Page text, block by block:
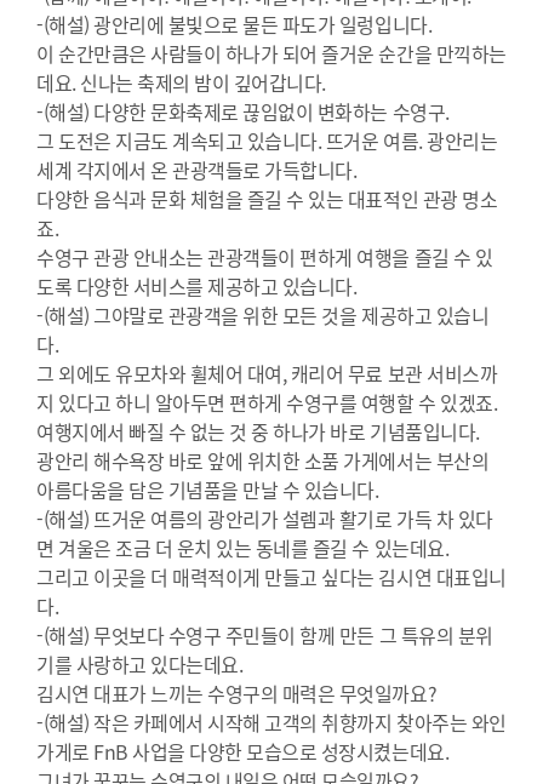
-(해설) 광안리에 불빛으로 물든 파도가 일렁입니다.
이 순간만큼은 사람들이 하나가 되어 즐거운 순간을 만끽하는
데요. 신나는 축제의 밤이 깊어갑니다.
-(해설) 다양한 문화축제로 끊임없이 변화하는 수영구.
그 도전은 지금도 계속되고 있습니다. 뜨거운 여름. 광안리는
세계 각지에서 온 관광객들로 가득합니다.
다양한 음식과 문화 체험을 즐길 수 있는 대표적인 관광 명소
죠.
수영구 관광 안내소는 관광객들이 편하게 여행을 즐길 수 있
도록 다양한 서비스를 제공하고 있습니다.
-(해설) 그야말로 관광객을 위한 모든 것을 제공하고 있습니
다.
그 외에도 유모차와 휠체어 대여, 캐리어 무료 보관 서비스까
지 있다고 하니 알아두면 편하게 수영구를 여행할 수 있겠죠.
여행지에서 빠질 수 없는 것 중 하나가 바로 기념품입니다.
광안리 해수욕장 바로 앞에 위치한 소품 가게에서는 부산의
아름다움을 담은 기념품을 만날 수 있습니다.
-(해설) 뜨거운 여름의 광안리가 설렘과 활기로 가득 차 있다
면 겨울은 조금 더 운치 있는 동네를 즐길 수 있는데요.
그리고 이곳을 더 매력적이게 만들고 싶다는 김시연 대표입니
다.
-(해설) 무엇보다 수영구 주민들이 함께 만든 그 특유의 분위
기를 사랑하고 있다는데요.
김시연 대표가 느끼는 수영구의 매력은 무엇일까요?
-(해설) 작은 카페에서 시작해 고객의 취향까지 찾아주는 와인
가게로 FnB 사업을 다양한 모습으로 성장시켰는데요.